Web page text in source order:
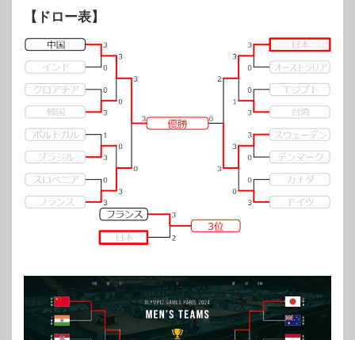
【ドロー表】